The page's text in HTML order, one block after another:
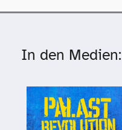
In den Medien: